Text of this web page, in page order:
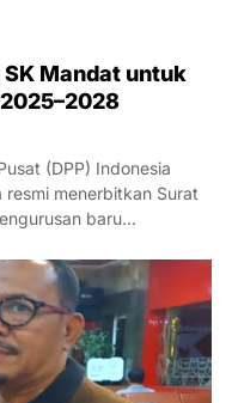
SK Mandat untuk
(DPP) Indonesia
menerbitkan Surat
baru…